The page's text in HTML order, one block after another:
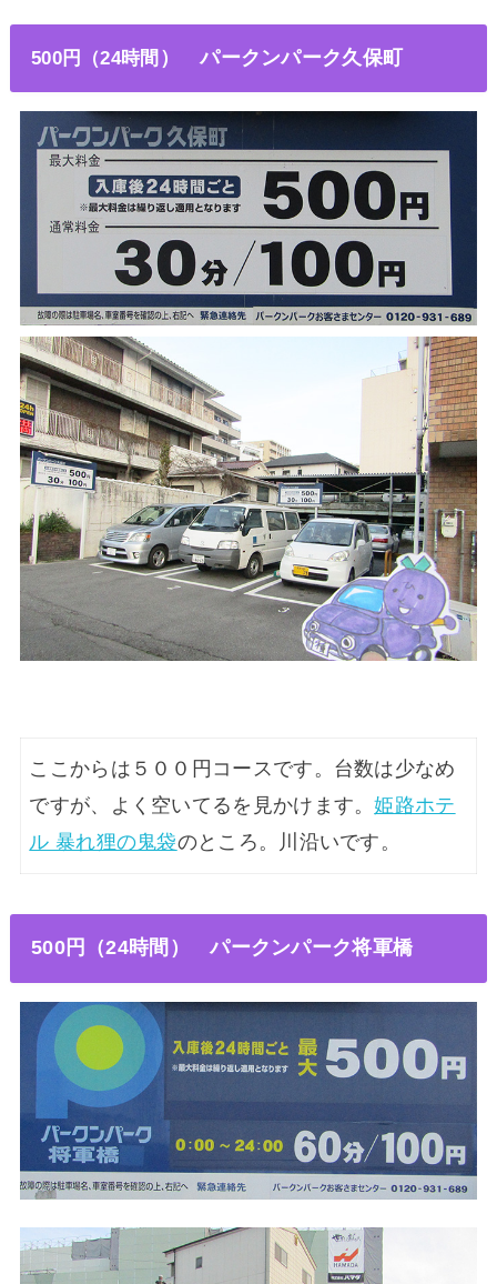
500円（24時間 ）パークンパーク久保町
ここからは５００円コースです。台数は少なめ
ですが、よく空いてるを見かけます。姫路ホテ
ル 暴れ狸の鬼袋のところ。川沿いです。
500円（24時間 ） パークンパーク将軍橋